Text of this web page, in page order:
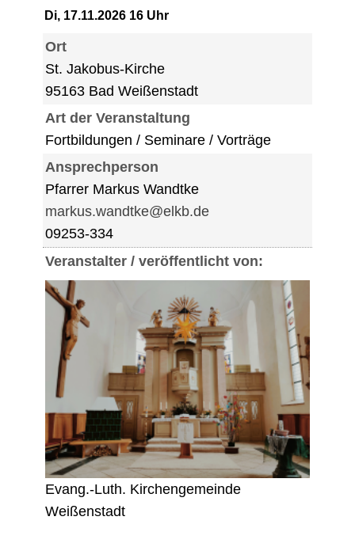
Di, 17.11.2026 16 Uhr
Ort
St. Jakobus-Kirche
95163 Bad Weißenstadt
Art der Veranstaltung
Fortbildungen / Seminare / Vorträge
Ansprechperson
Pfarrer Markus Wandtke
markus.wandtke@elkb.de
09253-334
Veranstalter / veröffentlicht von:
Evang.-Luth. Kirchengemeinde
Weißenstadt